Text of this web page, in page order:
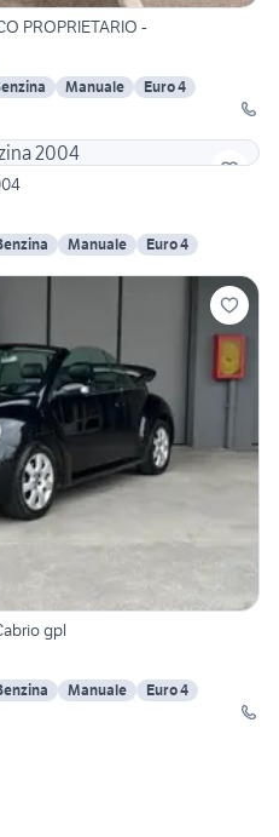
PROPRIETARIO -
Manuale
Euro 4
Manuale Euro 4
gpl
Manuale
Euro 4